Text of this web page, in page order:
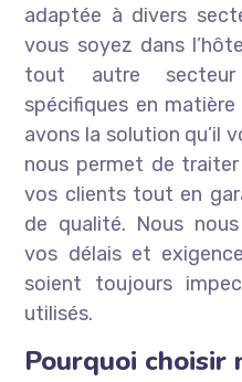
adaptée à divers
vous soyez dans
tout autre
spécifiques en
avons la solution qu’il
nous permet de
vos clients tout en
de qualité. Nous
vos délais et
soient toujours
utilisés.
Pourquoi choisir